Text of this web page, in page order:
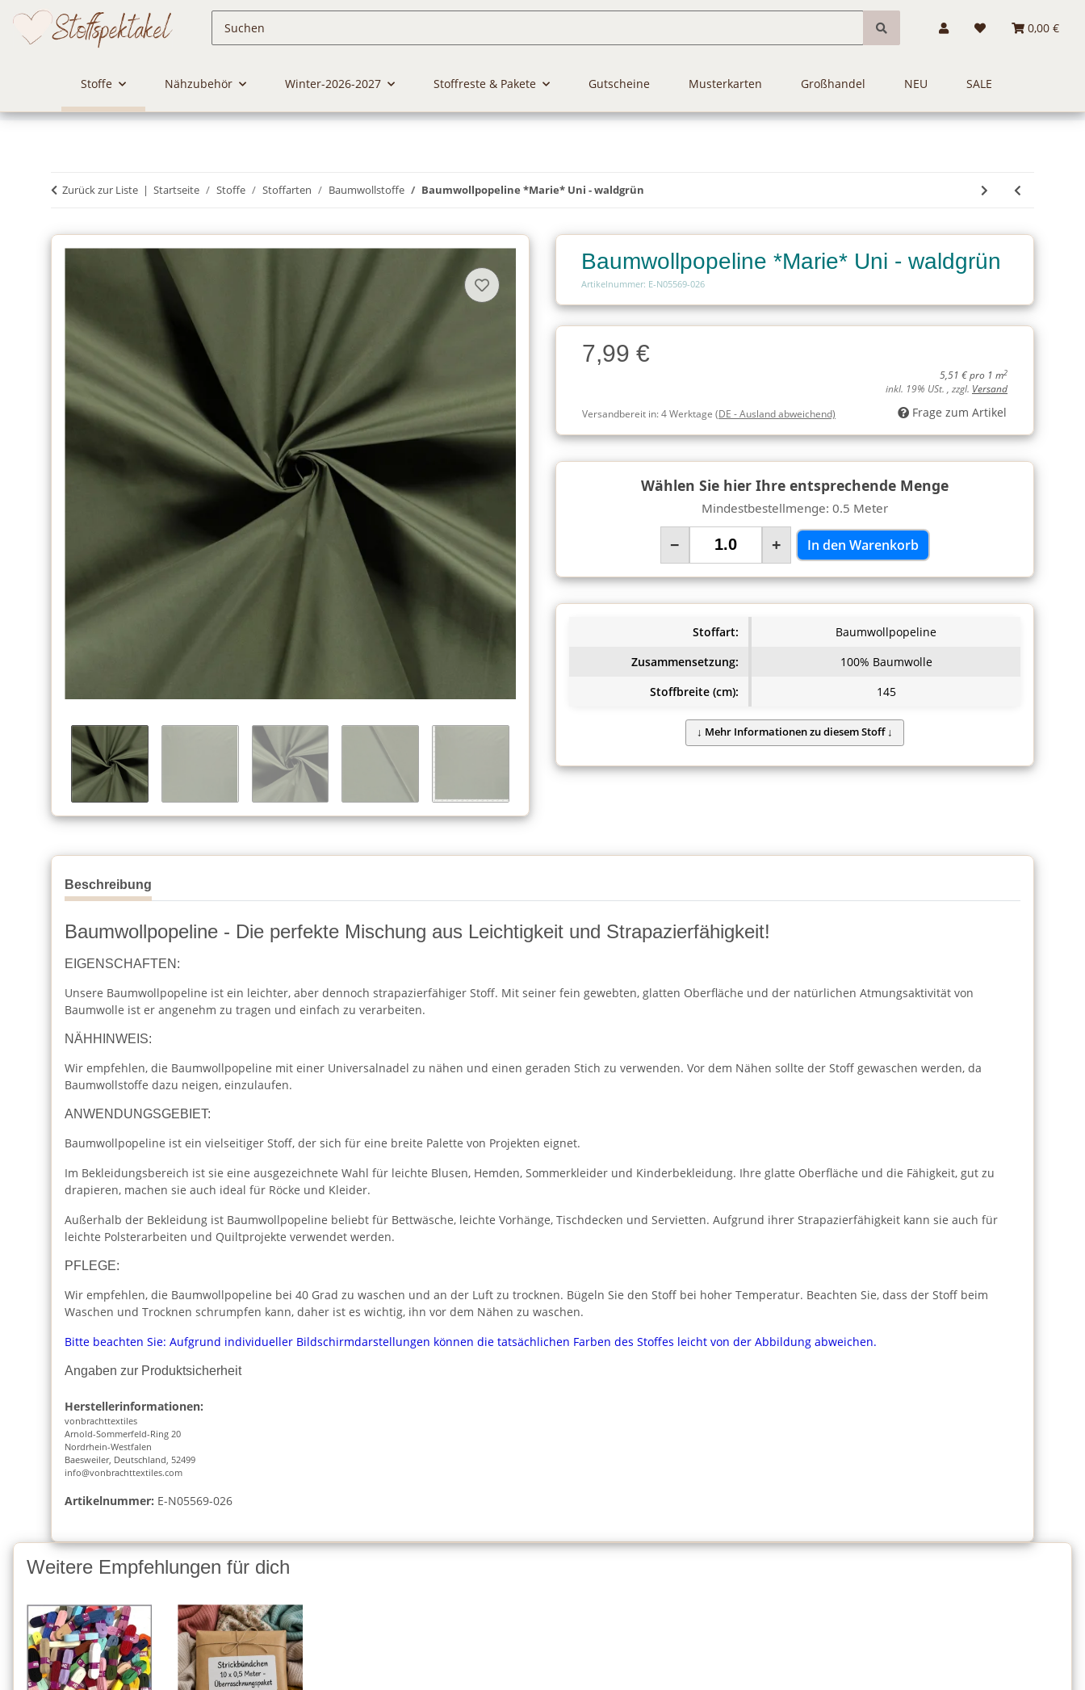
0,00 €
Stoffe Nähzubehör Winter-2026-2027 Stoffreste & Pakete Gutscheine Musterkarten Großhandel NEU SALE
Zurück zur Liste Startseite Stoffe Stoffarten Baumwollstoffe Baumwollpopeline *Marie* Uni - waldgrün
Baumwollpopeline *Marie* Uni - waldgrün
Artikelnummer: E-N05569-026
Charge
Charge7,99 €
5,51 € pro 1 m2
inkl. 19% USt. , zzgl. Versand
Versandbereit in:4 Werktage (DE - Ausland abweichend) Frage zum Artikel
Wählen Sie hier Ihre entsprechende Menge
Mindestbestellmenge: 0.5 Meter
− + In den Warenkorb
Stoffart:
Baumwollpopeline
Zusammensetzung:
100% Baumwolle
Stoffbreite (cm):
145
Beschreibung
Baumwollpopeline - Die perfekte Mischung aus Leichtigkeit und Strapazierfähigkeit!
EIGENSCHAFTEN:
Unsere Baumwollpopeline ist ein leichter, aber dennoch strapazierfähiger Stoff. Mit seiner fein gewebten, glatten Oberfläche und der natürlichen Atmungsaktivität von
Baumwolle ist er angenehm zu tragen und einfach zu verarbeiten.
NÄHHINWEIS:
Wir empfehlen, die Baumwollpopeline mit einer Universalnadel zu nähen und einen geraden Stich zu verwenden. Vor dem Nähen sollte der Stoff gewaschen werden, da
Baumwollstoffe dazu neigen, einzulaufen.
ANWENDUNGSGEBIET:
Baumwollpopeline ist ein vielseitiger Stoff, der sich für eine breite Palette von Projekten eignet.
Im Bekleidungsbereich ist sie eine ausgezeichnete Wahl für leichte Blusen, Hemden, Sommerkleider und Kinderbekleidung. Ihre glatte Oberfläche und die Fähigkeit, gut zu
drapieren, machen sie auch ideal für Röcke und Kleider.
Außerhalb der Bekleidung ist Baumwollpopeline beliebt für Bettwäsche, leichte Vorhänge, Tischdecken und Servietten. Aufgrund ihrer Strapazierfähigkeit kann sie auch für
leichte Polsterarbeiten und Quiltprojekte verwendet werden.
PFLEGE:
Wir empfehlen, die Baumwollpopeline bei 40 Grad zu waschen und an der Luft zu trocknen. Bügeln Sie den Stoff bei hoher Temperatur. Beachten Sie, dass der Stoff beim
Waschen und Trocknen schrumpfen kann, daher ist es wichtig, ihn vor dem Nähen zu waschen.
Bitte beachten Sie: Aufgrund individueller Bildschirmdarstellungen können die tatsächlichen Farben des Stoffes leicht von der Abbildung abweichen.
Angaben zur Produktsicherheit
Herstellerinformationen:
vonbrachttextiles
Arnold-Sommerfeld-Ring 20
Nordrhein-Westfalen
Baesweiler, Deutschland, 52499
info@vonbrachttextiles.com
Artikelnummer: E-N05569-026
Weitere Empfehlungen für dich